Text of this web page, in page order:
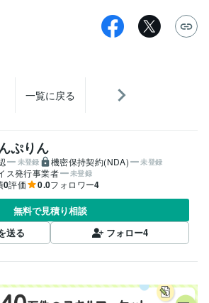
一覧に戻る
ぷりん
未登録 機密保持契約(NDA) 未登録
ス発行事業者 未登録
0評価 0.0フォロワー4
無料で見積り相談
送る
フォロー4